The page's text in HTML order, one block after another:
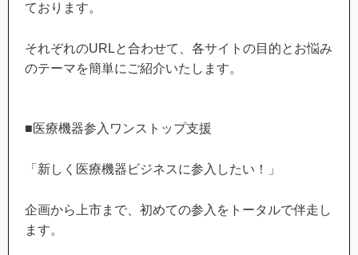
ております。
それぞれのURLと合わせて、各サイトの目的とお悩み
のテーマを簡単にご紹介いたします。
■医療機器参入ワンストップ支援
「新しく医療機器ビジネスに参入したい！」
企画から上市まで、初めての参入をトータルで伴走し
ます。